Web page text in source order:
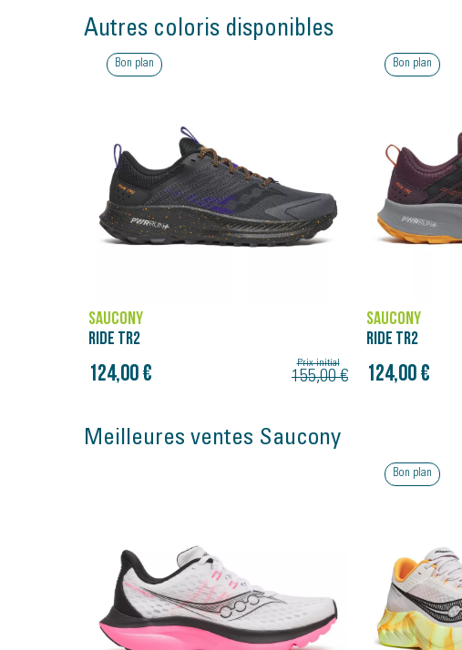
Autres coloris disponibles
Bon plan
SAUCONY
RIDE TR2
124,00 € Prix initial
155,00 €
Bon plan
SAUCONY
RIDE TR2
124,00 €
Meilleures ventes Saucony